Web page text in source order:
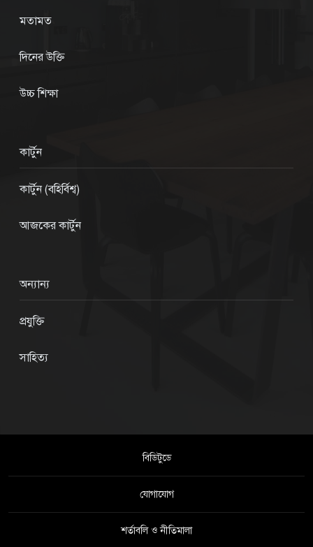
মতামত
দিনের উক্তি
উচ্চ শিক্ষা
কার্টুন
কার্টুন (বহির্বিশ্ব)
আজকের কার্টুন
অন্যান্য
প্রযুক্তি
সাহিত্য
বিডিটুডে
যোগাযোগ
শর্তাবলি ও নীতিমালা